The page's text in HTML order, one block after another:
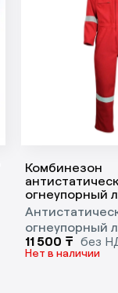
Комбинезон
огнеупорный
огнеупорный
комбинезон -
11 500 ₸ без
Нет в наличии